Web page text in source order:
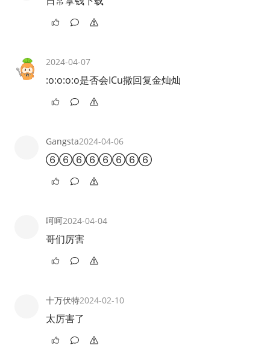
2024-04-07
:o:o:o:o是否会ICu撒回复金灿灿
Gangsta2024-04-06
⑥⑥⑥⑥⑥⑥⑥⑥
呵呵2024-04-04
哥们厉害
十万伏特2024-02-10
太厉害了